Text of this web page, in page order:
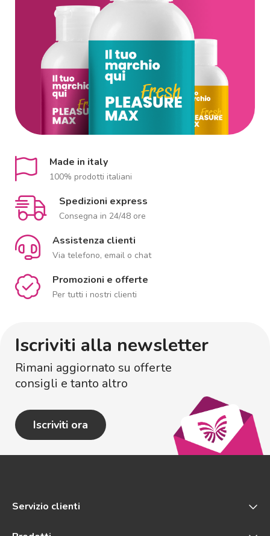
Made in italy
100% prodotti italiani
Spedizioni express
Consegna in 24/48 ore
Assistenza clienti
Via telefono, email o chat
Promozioni e offerte
Per tutti i nostri clienti
Iscriviti alla newsletter
Rimani aggiornato su offerte
consigli e tanto altro
Iscriviti ora
Servizio clienti